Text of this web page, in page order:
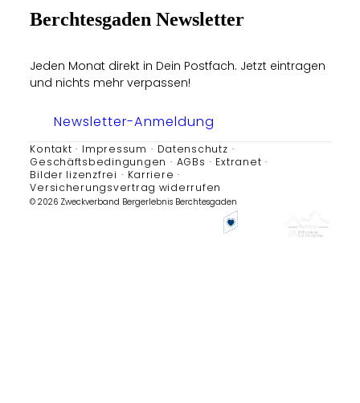
Berchtesgaden Newsletter
Jeden Monat direkt in Dein Postfach. Jetzt eintragen
und nichts mehr verpassen!
Newsletter-Anmeldung
Kontakt Impressum
Datenschutz
Geschäftsbedingungen
AGBs
Extranet
Bilder lizenzfrei
Karriere
Versicherungsvertrag widerrufen
© 2026 Zweckverband Bergerlebnis Berchtesgaden